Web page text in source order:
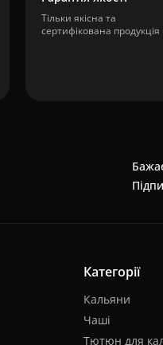
Тільки якісна та
сертифікована продукція
Категорії
Кальяни
Чаші
Тютюн для